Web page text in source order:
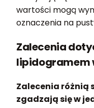
wartości mogą
oznaczenia na
Zalecenia
lipidogramem
Zalecenia różnią
zgadzają się w